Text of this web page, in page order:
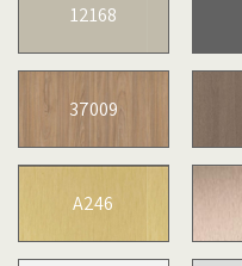
12168
37009
A246